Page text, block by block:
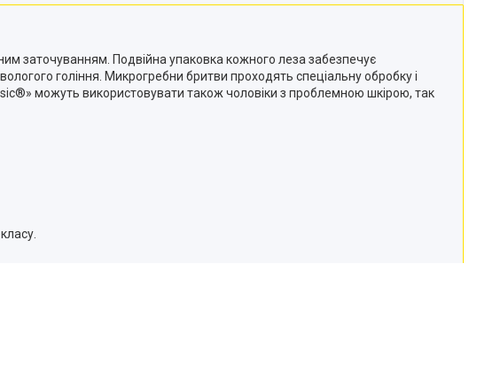
заточуванням. Подвійна упаковка кожного леза забезпечує
гоління. Микрогребни бритви проходять спеціальну обробку і
можуть використовувати також чоловіки з проблемною шкірою, так